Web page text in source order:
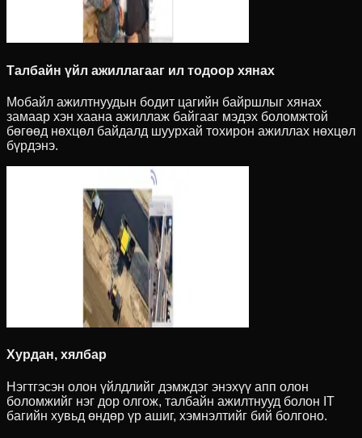
Талбайн үйл ажиллагааг ил тодоор хянах
Мобайл ажилтнуудын бодит цагийн байршлыг хянах
замаар хэн хаана ажиллаж байгааг мэдэх боломжтой
бөгөөд нөхцөл байдалд шуурхай тохирон ажиллах нөхцөл
бүрдэнэ.
Хурдан, хялбар
Нэгтгэсэн олон үйлдлийг дэмждэг энэхүү апп олон
боломжийг нэг дор олгож, талбайн ажилтнууд болон IT
багийн хувьд өндөр үр ашиг, хэмнэлтийг бий болгоно.